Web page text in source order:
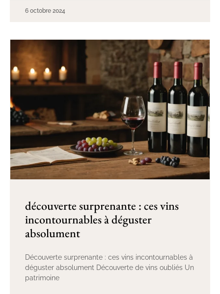
6 octobre 2024
découverte surprenante : ces vins
incontournables à déguster
absolument
Découverte surprenante : ces vins incontournables à
déguster absolument Découverte de vins oubliés Un
patrimoine